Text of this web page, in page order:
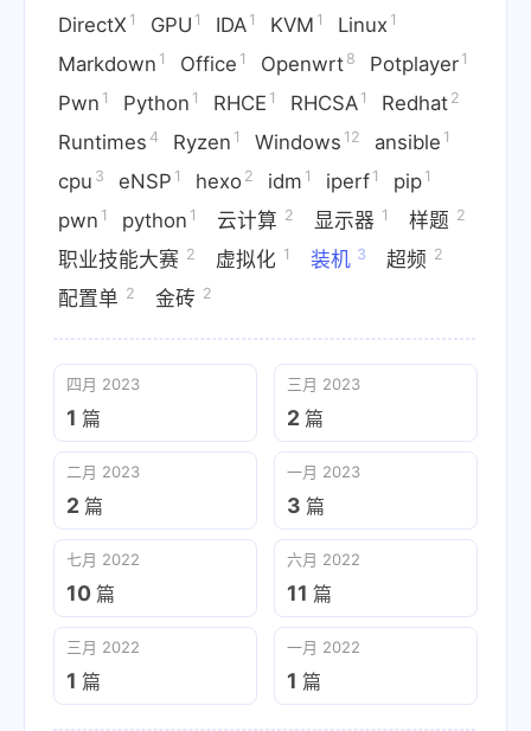
DirectX 1 GPU 1 IDA 1 KVM 1 Linux 1
Markdown 1 Office 1 Openwrt 8 Potplayer 1
Pwn 1 Python 1 RHCE 1 RHCSA 1 Redhat 2
Runtimes 4 Ryzen 1 Windows 12 ansible 1
cpu 3 eNSP 1 hexo 2 idm 1 iperf 1 pip 1
pwn 1 python 1 云计算 2 显示器 1 样题 2
职业技能大赛 2 虚拟化 1 装机 3 超频 2
配置单 2 金砖 2
四月 2023
1 篇
三月 2023
2 篇
二月 2023
2 篇
一月 2023
3 篇
七月 2022
10 篇
六月 2022
11 篇
三月 2022
1 篇
一月 2022
1 篇